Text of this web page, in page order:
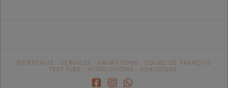
BIENVENUE SERVICES ANIMATIONS
COURS DE FRANÇAIS
TEST FIDE
ASSOCIATIONS AUKIOSQUE